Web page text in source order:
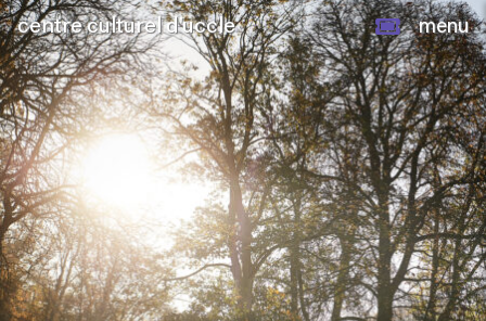
centre culturel d’uccle menu